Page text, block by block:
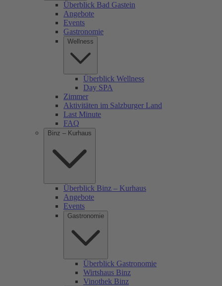
Überblick Bad Gastein
Angebote
Events
Gastronomie
Wellness
Überblick Wellness
Day SPA
Zimmer
Aktivitäten im Salzburger Land
Last Minute
FAQ
Binz – Kurhaus
Überblick Binz – Kurhaus
Angebote
Events
Gastronomie
Überblick Gastronomie
Wirtshaus Binz
Vinothek Binz